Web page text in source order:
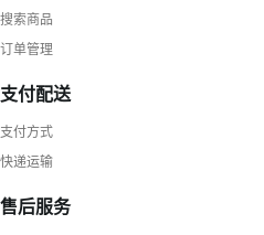
搜索商品
订单管理
支付配送
支付方式
快递运输
售后服务